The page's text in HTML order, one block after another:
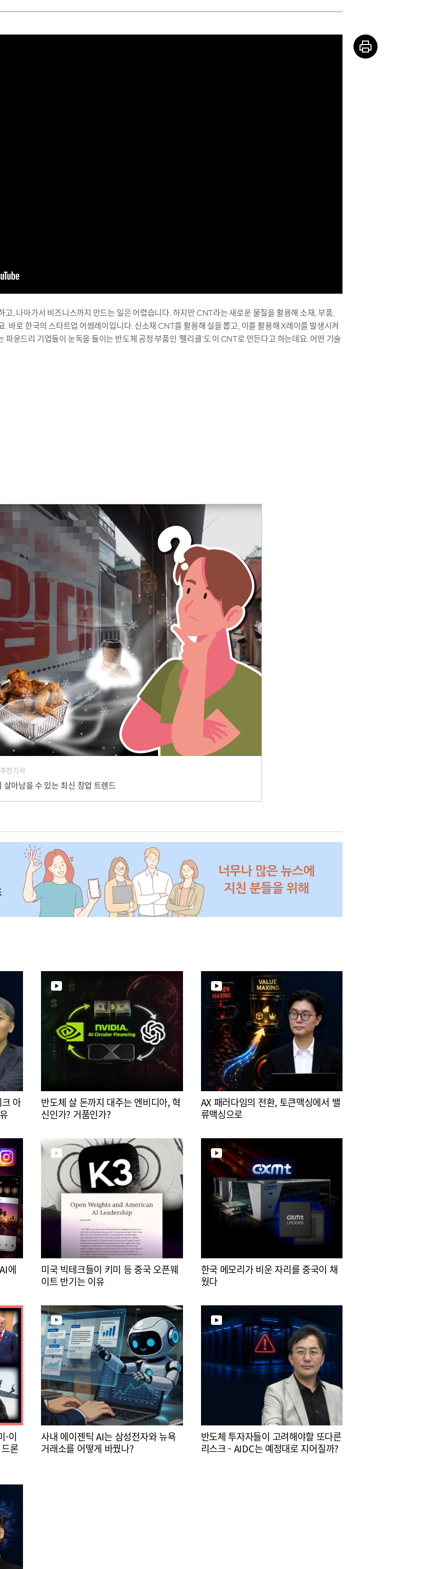
고, 나아가서 비즈니스까지 만드는 일은 어렵습니다. 하지만 CNT라는 새로운 물질을 활용해 소재, 부품,
. 바로 한국의 스타트업 어썸레이입니다. 신소재 CNT를 활용해 실을 뽑고, 이를 활용해 X레이를 발생시켜
파운드리 기업들이 눈독을 들이는 반도체 공정 부품인 '펠리클'도 이 CNT로 만든다고 하는데요. 어떤 기술
천기사
살아남을 수 있는 최신 창업 트렌드
아
반도체 살 돈까지 대주는 엔비디아, 혁
신인가? 거품인가?
AX 패러다임의 전환, 토큰맥싱에서 밸
류맥싱으로
에
미국 빅테크들이 키미 등 중국 오픈웨
이트 반기는 이유
한국 메모리가 비운 자리를 중국이 채
웠다
-이
론
사내 에이젠틱 AI는 삼성전자와 뉴욕
거래소를 어떻게 바꿨나?
반도체 투자자들이 고려해야할 또다른
리스크 - AIDC는 예정대로 지어질까?